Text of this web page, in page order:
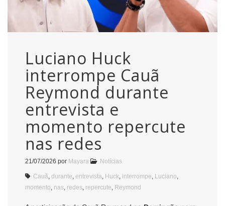
Luciano Huck
interrompe Cauã
Reymond durante
entrevista e
momento repercute
nas redes
21/07/2026 por Mayara Notícias
Cauã durante entrevista Huck interrompe Luciano
momento nas redes repercute Reymond